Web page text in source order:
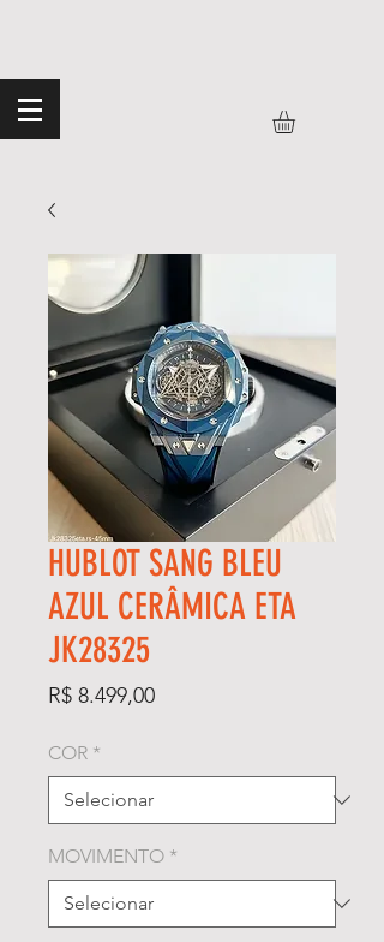
HUBLOT SANG BLEU
AZUL CERÂMICA ETA
JK28325
R$ 8.499,00Preço
COR *
MOVIMENTO *